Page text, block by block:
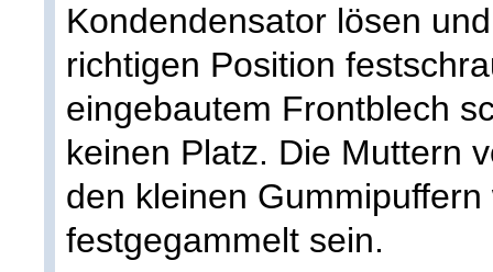
Kondendensator lösen
richtigen Position
eingebautem Frontblech
keinen Platz. Die Muttern
den kleinen
festgegammelt sein.